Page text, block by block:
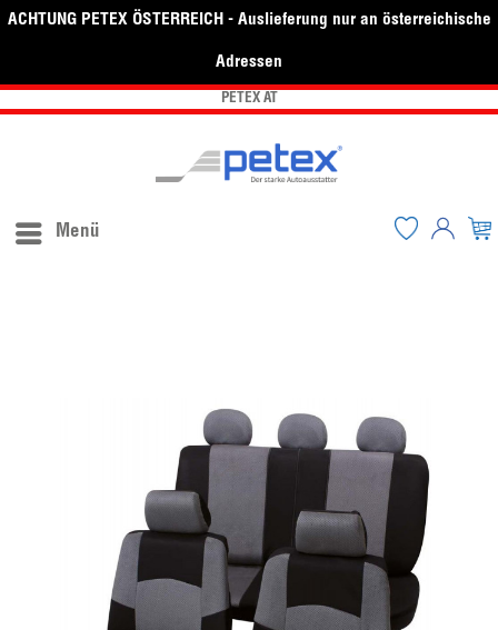
ACHTUNG PETEX ÖSTERREICH - Auslieferung nur an österreichische
Adressen
PETEX AT
Menü